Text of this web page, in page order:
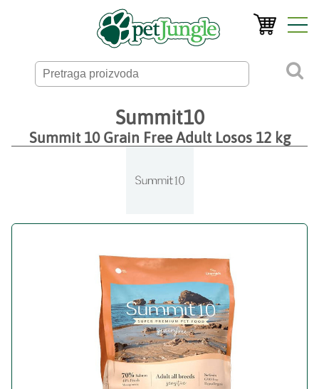
Summit10
Summit 10 Grain Free Adult Losos 12 kg